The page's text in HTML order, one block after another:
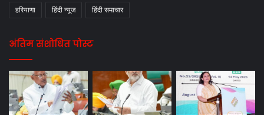
हरियाणा हिंदी न्यूज हिंदी समाचार
अंतिम संशोधित पोस्ट